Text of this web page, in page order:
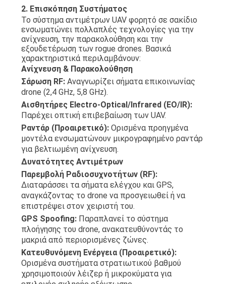
2. Επισκόπηση Συστήματος
Το σύστημα αντιμέτρων UAV φορητό σε σακίδιο
ενσωματώνει πολλαπλές τεχνολογίες για την
ανίχνευση, την παρακολούθηση και την
εξουδετέρωση των rogue drones. Βασικά
χαρακτηριστικά περιλαμβάνουν:
Ανίχνευση & Παρακολούθηση
Σάρωση RF:Αναγνωρίζει σήματα επικοινωνίας
drone (2,4 GHz, 5,8 GHz).
Αισθητήρες Electro-Optical/Infrared (EO/IR):
Παρέχει οπτική επιβεβαίωση των UAV.
Ραντάρ (Προαιρετικό):Ορισμένα προηγμένα
μοντέλα ενσωματώνουν μικρογραφημένο ραντάρ
για βελτιωμένη ανίχνευση.
Δυνατότητες Αντιμέτρων
Παρεμβολή Ραδιοσυχνοτήτων (RF):
Διαταράσσει τα σήματα ελέγχου και GPS,
αναγκάζοντας το drone να προσγειωθεί ή να
επιστρέψει στον χειριστή του.
GPS Spoofing:Παραπλανεί το σύστημα
πλοήγησης του drone, ανακατευθύνοντάς το
μακριά από περιορισμένες ζώνες.
Κατευθυνόμενη Ενέργεια (Προαιρετικό):
Ορισμένα συστήματα στρατιωτικού βαθμού
χρησιμοποιούν λέιζερ ή μικροκύματα για